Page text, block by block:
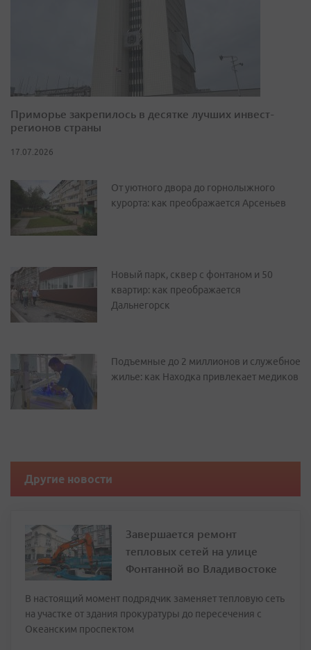
Приморье закрепилось в десятке лучших инвест-
регионов страны
17.07.2026
От уютного двора до горнолыжного
курорта: как преображается Арсеньев
Новый парк, сквер с фонтаном и 50
квартир: как преображается
Дальнегорск
Подъемные до 2 миллионов и служебное
жилье: как Находка привлекает медиков
Другие новости
Завершается ремонт
тепловых сетей на улице
Фонтанной во Владивостоке
В настоящий момент подрядчик заменяет тепловую сеть
на участке от здания прокуратуры до пересечения с
Океанским проспектом